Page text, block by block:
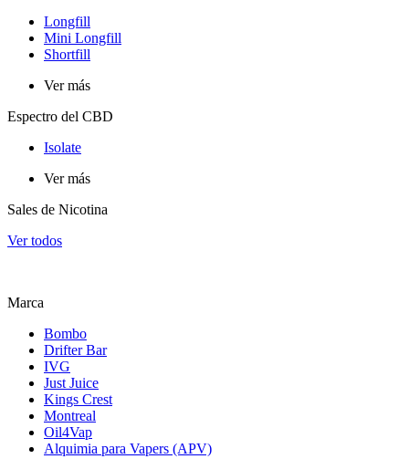
Longfill
Mini Longfill
Shortfill
Ver más
Espectro del CBD
Isolate
Ver más
Sales de Nicotina
Ver todos
Marca
Bombo
Drifter Bar
IVG
Just Juice
Kings Crest
Montreal
Oil4Vap
Alquimia para Vapers (APV)